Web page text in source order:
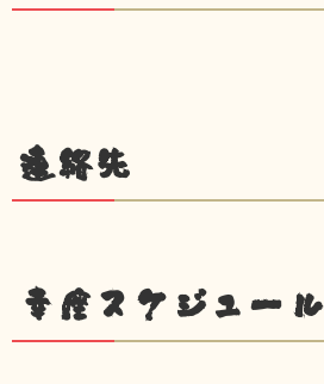
連絡先
幸座スケジュール